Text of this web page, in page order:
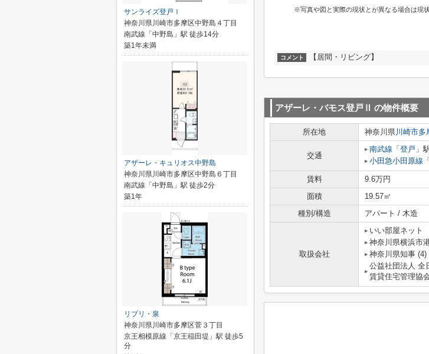
※写真や図と実際の現状とが異なる場合は現
コメント 【居間・リビング】
アザーレ・バモス登戸Ⅱ の物件概要
所在地 神奈川県川崎市多
交通
南武線 「 登戸 」
小田急小田原線 「
賃料 9.6万円
面積
19.57㎡
種別/構造
アパート / 木造
取扱会社
いい部屋ネット
神奈川県横浜市
神奈川県知事 (4)
公益社団法人 全
賃貸住宅管理協
サンライズ登戸Ⅰ
神奈川県川崎市多摩区中野島４丁目
南武線「中野島」駅 徒歩14分
築1年未満
アザーレ・キュリオス中野島
神奈川県川崎市多摩区中野島６丁目
南武線「中野島」駅 徒歩2分
築1年
リブリ・泉
神奈川県川崎市多摩区菅３丁目
京王相模原線「京王稲田堤」駅 徒歩5
分